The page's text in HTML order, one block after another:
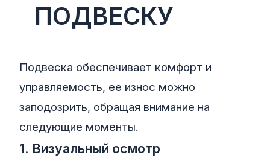
ПОДВЕСКУ
Подвеска обеспечивает комфорт и
управляемость, ее износ можно
заподозрить, обращая внимание на
следующие моменты.
1. Визуальный осмотр